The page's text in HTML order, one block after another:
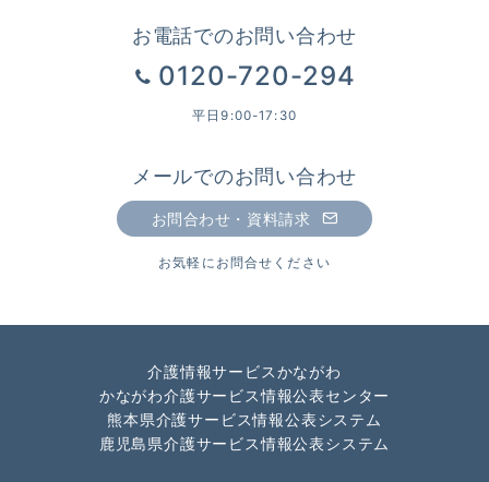
お電話でのお問い合わせ
0120-720-294
平日9:00-17:30
メールでのお問い合わせ
お問合わせ・資料請求
お気軽にお問合せください
介護情報サービスかながわ
かながわ介護サービス情報公表センター
熊本県介護サービス情報公表システム
鹿児島県介護サービス情報公表システム